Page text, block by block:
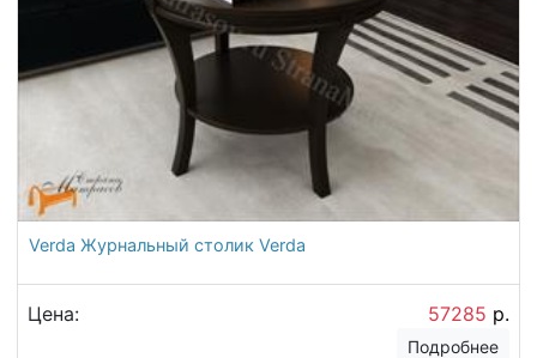
Verda Журнальный столик Verda
Цена: 57285 р.
Подробнее